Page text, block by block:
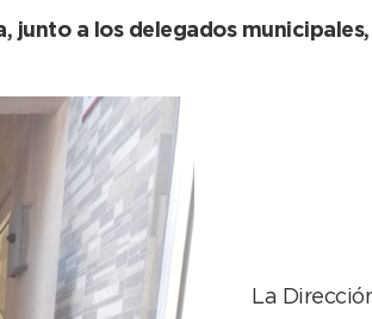
junto a los delegados
La